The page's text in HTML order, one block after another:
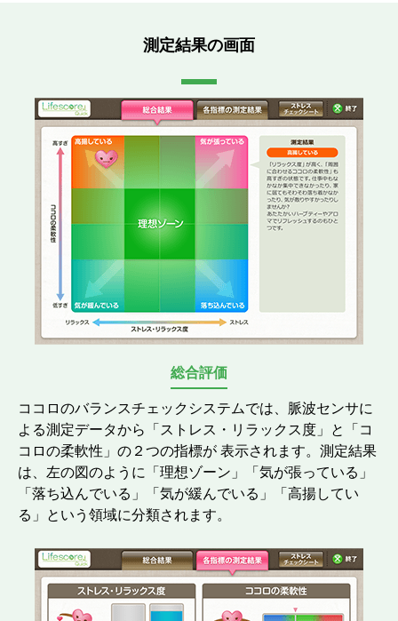
測定結果の画面
総合評価
ココロのバランスチェックシステムでは、脈波センサに
よる測定データから「ストレス・リラックス度」と「コ
コロの柔軟性」の２つの指標が 表示されます。測定結果
は、左の図のように「理想ゾーン」「気が張っている」
「落ち込んでいる」「気が緩んでいる」「高揚してい
る」という領域に分類されます。